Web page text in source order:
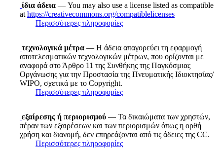
ίδια άδεια — You may also use a license listed as compatible
at https://creativecommons.org/compatiblelicenses
Περισσότερες πληροφορίες
τεχνολογικά μέτρα — Η άδεια απαγορεύει τη εφαρμογή
αποτελεσματικών τεχνολογικών μέτρων, που ορίζονται με
αναφορά στο Άρθρο 11 της Συνθήκης της Παγκόσμιας
Οργάνωσης για την Προστασία της Πνευματικής Ιδιοκτησίας/
WIPO, σχετικά με το Copyright.
Περισσότερες πληροφορίες
εξαίρεσης ή περιορισμού — Τα δικαιώματα των χρηστών,
πέραν των εξαιρέσεων και των περιορισμών όπως η ορθή
χρήση και διανομή, δεν επηρεάζονται από τις άδειες της CC.
Περισσότερες πληροφορίες